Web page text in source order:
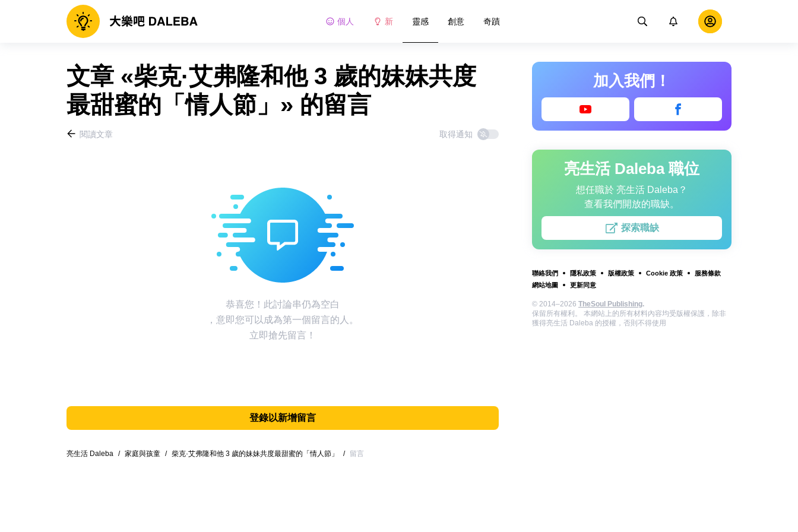
個人 新 靈感 創意 奇蹟
加入我們！
亮生活 Daleba 職位
想任職於 亮生活 Daleba？
查看我們開放的職缺。
探索職缺
聯絡我們 隱私政策 版權政策 Cookie 政策
服務條款
網站地圖
更新同意
© 2014–2026 TheSoul Publishing.
保留所有權利。 本網站上的所有材料內容均受版權保護，除非
獲得亮生活 Daleba 的授權，否則不得使用
文章 «柴克·艾弗隆和他 3 歲的妹妹共度
最甜蜜的「情人節」» 的留言
閱讀文章 取得通知
恭喜您！此討論串仍為空白
，意即您可以成為第一個留言的人。
立即搶先留言！
登錄以新增留言
亮生活 Daleba / 家庭與孩童 / 柴克·艾弗隆和他 3 歲的妹妹共度最甜蜜的「情人節」 / 留言